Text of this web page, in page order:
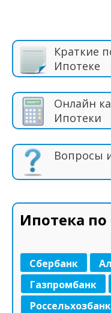
Краткие
Ипотеке
Онлайн
Ипотеки
Вопросы
Ипотека
Сбербанк
Газпромбанк
Россельхозбанк